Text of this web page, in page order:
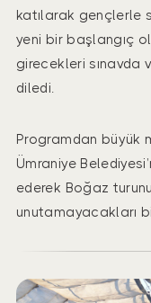
katılarak gençlerle
yeni bir başlangıç
girecekleri sınavda
diledi.
Programdan büyük
Ümraniye
ederek Boğaz
unutamayacakları